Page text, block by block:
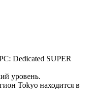
Dedicated SUPER
уровень.
Tokyo находится в